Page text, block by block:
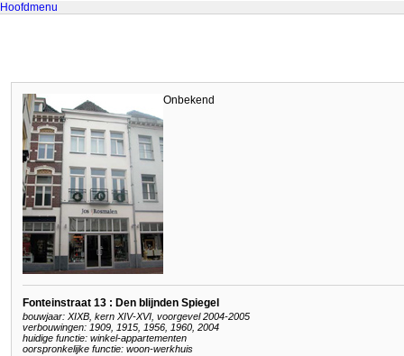
Hoofdmenu
Onbekend
Fonteinstraat 13 : Den blijnden Spiegel
bouwjaar: XIXB, kern XIV-XVI, voorgevel 2004-2005
verbouwingen: 1909, 1915, 1956, 1960, 2004
huidige functie: winkel-appartementen
oorspronkelijke functie: woon-werkhuis